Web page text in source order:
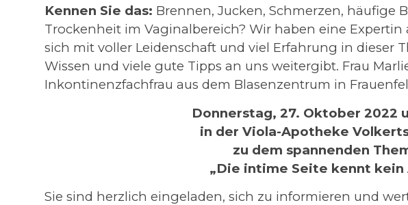
Kennen Sie das: Brennen, Jucken, Schmerzen, häufige
Trockenheit im Vaginalbereich? Wir haben eine Expertin
sich mit voller Leidenschaft und viel Erfahrung in dieser
Wissen und viele gute Tipps an uns weitergibt. Frau
Inkontinenzfachfrau aus dem Blasenzentrum in
Donnerstag, 27. Oktober 2022
in der Viola-Apotheke
zu dem spannenden
„Die intime Seite kennt kein
Sie sind herzlich eingeladen, sich zu informieren und